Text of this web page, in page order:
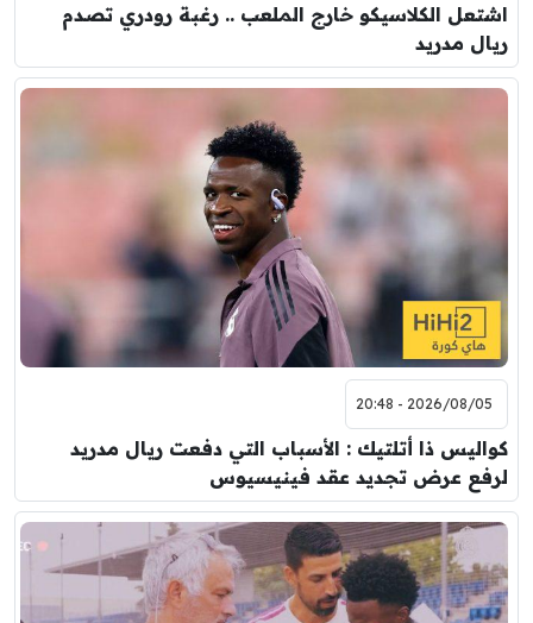
اشتعل الكلاسيكو خارج الملعب .. رغبة رودري تصدم
ريال مدريد
2026/08/05 - 20:48
كواليس ذا أتلتيك : الأسباب التي دفعت ريال مدريد
لرفع عرض تجديد عقد فينيسيوس